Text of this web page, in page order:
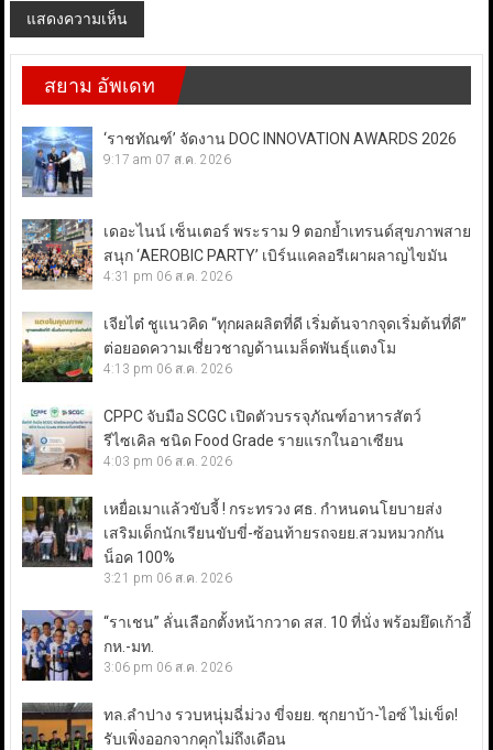
สยาม อัพเดท
‘ราชทัณฑ์’ จัดงาน DOC INNOVATION AWARDS 2026
9:17 am 07 ส.ค. 2026
เดอะไนน์ เซ็นเตอร์ พระราม 9 ตอกย้ำเทรนด์สุขภาพสาย
สนุก ‘AEROBIC PARTY’ เบิร์นแคลอรีเผาผลาญไขมัน
4:31 pm 06 ส.ค. 2026
เจียไต๋ ชูแนวคิด “ทุกผลผลิตที่ดี เริ่มต้นจากจุดเริ่มต้นที่ดี”
ต่อยอดความเชี่ยวชาญด้านเมล็ดพันธุ์แตงโม
4:13 pm 06 ส.ค. 2026
CPPC จับมือ SCGC เปิดตัวบรรจุภัณฑ์อาหารสัตว์
รีไซเคิล ชนิด Food Grade รายแรกในอาเซียน
4:03 pm 06 ส.ค. 2026
เหยื่อเมาแล้วขับจี้ ! กระทรวง ศธ. กำหนดนโยบายส่ง
เสริมเด็กนักเรียนขับขี่-ซ้อนท้ายรถจยย.สวมหมวกกัน
น็อค 100%
3:21 pm 06 ส.ค. 2026
“ราเชน” ลั่นเลือกตั้งหน้ากวาด สส. 10 ที่นั่ง พร้อมยึดเก้าอี้
กห.-มท.
3:06 pm 06 ส.ค. 2026
ทล.ลำปาง รวบหนุ่มฉี่ม่วง ขี่จยย. ซุกยาบ้า-ไอซ์ ไม่เข็ด!
รับเพิ่งออกจากคุกไม่ถึงเดือน